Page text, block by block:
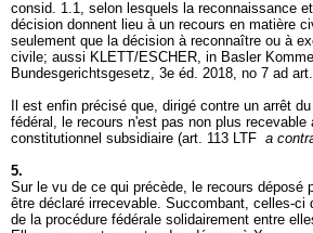
consid. 1.1, selon lesquels la reconnaissance
décision donnent lieu à un recours en matière
seulement que la décision à reconnaître ou à
civile; aussi KLETT/ESCHER, in Basler
Bundesgerichtsgesetz, 3e éd. 2018, no 7 ad
Il est enfin précisé que, dirigé contre un arrêt
fédéral, le recours n'est pas non plus recevable
constitutionnel subsidiaire (art. 113 LTF a
5.
Sur le vu de ce qui précède, le recours déposé
être déclaré irrecevable. Succombant, celles-ci
de la procédure fédérale solidairement entre